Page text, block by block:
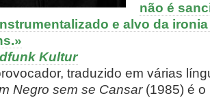
não é
e alvo da
Kultur
traduzido em várias
Negro sem se Cansar(1985) é o